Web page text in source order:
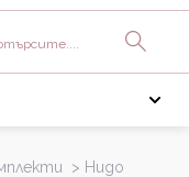
> Hugo